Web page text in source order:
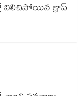
నిలిచిపోయిన క్రాప్